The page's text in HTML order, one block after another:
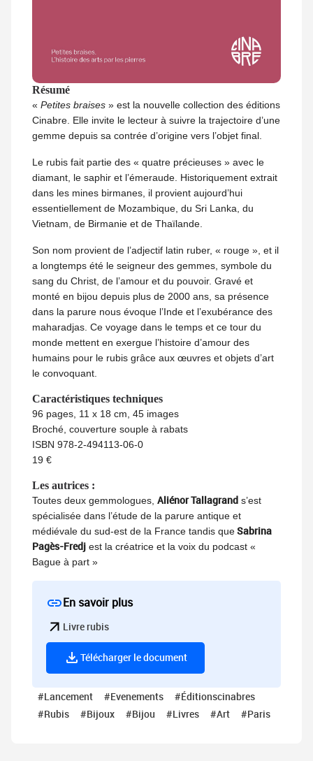
Résumé
« Petites braises » est la nouvelle collection des éditions
Cinabre. Elle invite le lecteur à suivre la trajectoire d’une
gemme depuis sa contrée d’origine vers l’objet final.
Le rubis fait partie des « quatre précieuses » avec le
diamant, le saphir et l’émeraude. Historiquement extrait
dans les mines birmanes, il provient aujourd’hui
essentiellement de Mozambique, du Sri Lanka, du
Vietnam, de Birmanie et de Thaïlande.
Son nom provient de l’adjectif latin ruber, « rouge », et il
a longtemps été le seigneur des gemmes, symbole du
sang du Christ, de l’amour et du pouvoir. Gravé et
monté en bijou depuis plus de 2000 ans, sa présence
dans la parure nous évoque l’Inde et l’exubérance des
maharadjas. Ce voyage dans le temps et ce tour du
monde mettent en exergue l’histoire d’amour des
humains pour le rubis grâce aux œuvres et objets d’art
le convoquant.
Caractéristiques techniques
96 pages, 11 x 18 cm, 45 images
Broché, couverture souple à rabats
ISBN 978-2-494113-06-0
19 €
Les autrices :
Toutes deux gemmologues, Aliénor Tallagrand s’est
spécialisée dans l’étude de la parure antique et
médiévale du sud-est de la France tandis queSabrina
Pagès-Fredj est la créatrice et la voix du podcast «
Bague à part »
En savoir plus
Livre rubis
Télécharger le document
#Lancement #Evenements
#éditionscinabres
#Rubis
#Bijoux #Bijou #Livres #Art #Paris